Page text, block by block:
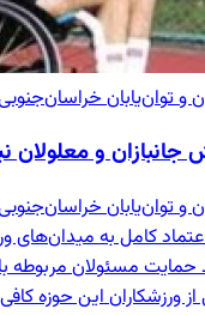
و توان‌یابان
و معلولان
و توان‌یابان
کامل به میدان‌های
حمایت مسئولان مربوطه
از ورزشکاران این حوزه